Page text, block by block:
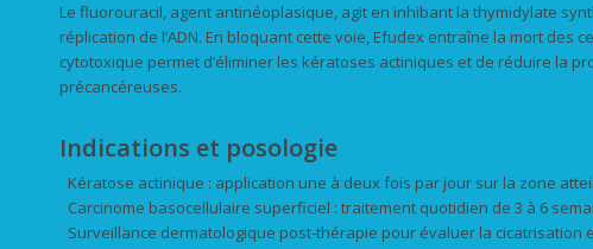
Le fluorouracil, agent antinéoplasique, agit en inhibant la thymidylate
réplication de l’ADN. En bloquant cette voie, Efudex entraîne la mort des
cytotoxique permet d’éliminer les kératoses actiniques et de réduire la
précancéreuses.
Indications et posologie
Kératose actinique : application une à deux fois par jour sur la zone
Carcinome basocellulaire superficiel : traitement quotidien de 3 à 6
Surveillance dermatologique post-thérapie pour évaluer la cicatrisation